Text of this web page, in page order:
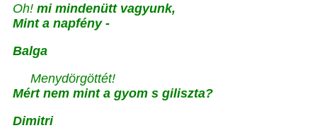
Oh! mi mindenütt vagyunk,
Mint a napfény -
Balga
Menydörgöttét!
Mért nem mint a gyom s giliszta?
Dimitri